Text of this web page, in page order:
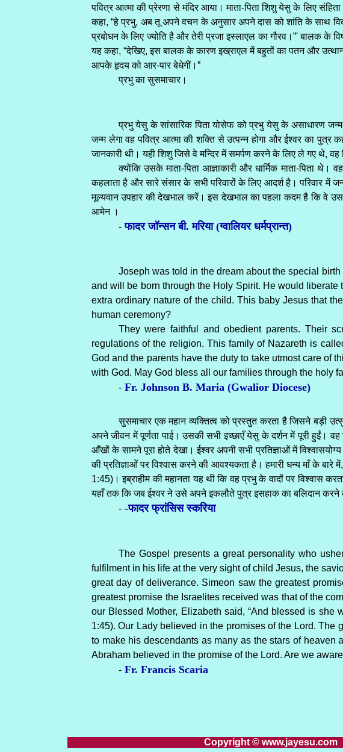
पवित्र आत्मा की प्रेरणा से मंदिर आया। माता-पिता शिशु येसु के लिए
कहा, “हे प्रभु, अब तू अपने वचन के अनुसार अपने दास को शांति के साथ
प्रबोधन के लिए ज्योति है और तेरी प्रजा इस्लाएल का गौरव।”' बालक के
यह कहा, “देखिए, इस बालक के कारण इख्राएल में बहुतों का पतन और
आपके हृदय को आर-पार बेधेगीं।”
प्रभु का सुसमाचार।
प्रभु येसु के सांसारिक पिता योसेफ को प्रभु येसु के असाधारण जन्म
जन्म लेगा वह पवित्र आत्मा की शक्ति से उत्पन्न होगा और ईश्वर का पुत्र
जानकारी थी। यही शिशु जिसे वे मन्दिर में समर्पण करने के लिए ले गए थे,
क्योंकि उसके माता-पिता आज्ञाकारी और धार्मिक माता-पिता
कहलाता है और सारे संसार के सभी परिवारों के लिए आदर्श है। परिवार में
मूल्यवान उपहार की देखभाल करें। इस देखभाल का पहला कदम है कि वे उस
आमेन ।
-फादर जॉन्सन बी. मरिया (ग्वालियर धर्मप्रान्त)
Joseph was told in the dream about the special
and will be born through the Holy Spirit. He would
extra ordinary nature of the child. This baby Jesus that
human ceremony?
They were faithful and obedient parents. Their
regulations of the religion. This family of Nazareth is
God and the parents have the duty to take utmost care of
with God. May God bless all our families through the holy
-Fr. Johnson B. Maria (Gwalior Diocese)
सुसमाचार एक महान व्यक्तित्व को प्रस्तुत करता है जिसने बड़ी
अपने जीवन में पूर्णता पाई। उसकी सभी इच्छाएँ येसु के दर्शन में पूरी हुईं।
आँखों के सामने पूरा होते देखा। ईश्वर अपनी सभी प्रतिज्ञाओं में
की प्रतिज्ञाओं पर विश्वास करने की आवश्यकता है। हमारी धन्य माँ के
1:45)। इब्राहीम की महानता यह थी कि वह प्रभु के वादों पर
यहाँ तक कि जब ईश्वर ने उसे अपने इकलौते पुत्र इसहाक का बलिदान करने
--फादर फ्रांसिस स्करिया
The Gospel presents a great personality who
fulfilment in his life at the very sight of child Jesus, the
great day of deliverance. Simeon saw the greatest
greatest promise the Israelites received was that of the
our Blessed Mother, Elizabeth said, “And blessed is
1:45). Our Lady believed in the promises of the Lord.
to make his descendants as many as the stars of
Abraham believed in the promise of the Lord. Are we
-Fr. Francis Scaria
Copyright © www.jayesu.com